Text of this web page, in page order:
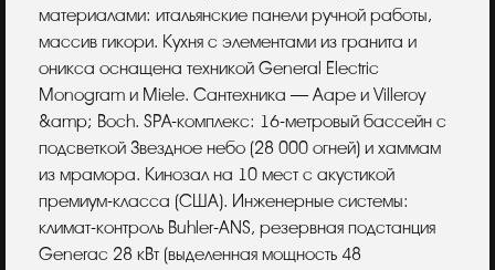
материалами: итальянские панели ручной работы,
массив гикори. Кухня с элементами из гранита и
оникса оснащена техникой General Electric
Monogram и Miele. Сантехника — Ааре и Villeroy
&amp; Boch. SPA-комплекс: 16-метровый бассейн с
подсветкой Звездное небо (28 000 огней) и хаммам
из мрамора. Кинозал на 10 мест с акустикой
премиум-класса (США). Инженерные системы:
климат-контроль Buhler-ANS, резервная подстанция
Generac 28 кВт (выделенная мощность 48